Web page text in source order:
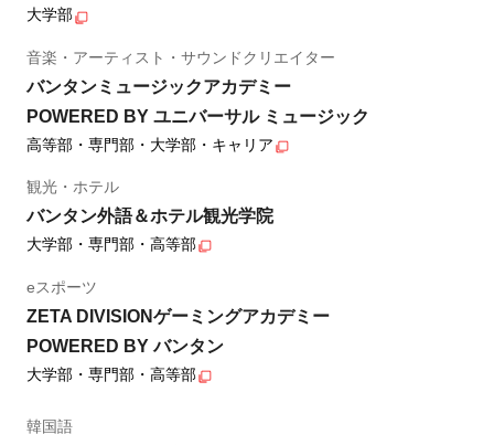
大学部
音楽・アーティスト・サウンドクリエイター
バンタンミュージックアカデミー
POWERED BY ユニバーサル ミュージック
高等部・専門部・大学部・キャリア
観光・ホテル
バンタン外語＆ホテル観光学院
大学部・専門部・高等部
eスポーツ
ZETA DIVISIONゲーミングアカデミー
POWERED BY バンタン
大学部・専門部・高等部
韓国語